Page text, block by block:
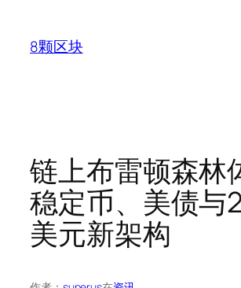
8颗区块
链上布雷顿森林
稳定币、美债与
美元新架构